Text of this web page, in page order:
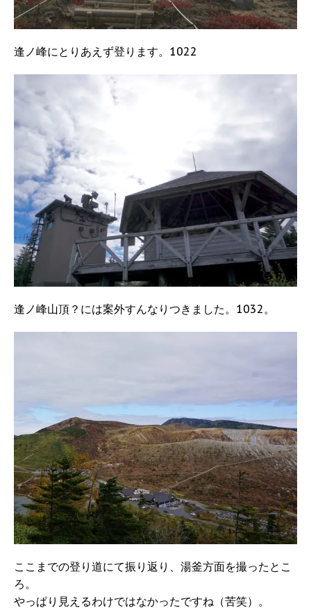
逢ノ峰にとりあえず登ります。1022
逢ノ峰山頂？には案外すんなりつきました。1032。
ここまでの登り道にて振り返り、湯釜方面を撮ったとこ
ろ。
やっぱり見えるわけではなかったですね（苦笑）。